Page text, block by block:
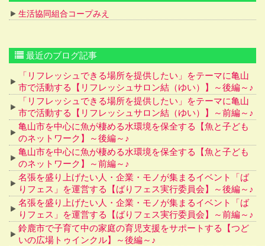
生活協同組合コープみえ
最近のブログ記事
「リフレッシュできる場所を提供したい」をテーマに亀山
市で活動する【リフレッシュサロン結（ゆい）】～後編～♪
「リフレッシュできる場所を提供したい」をテーマに亀山
市で活動する【リフレッシュサロン結（ゆい）】～前編～♪
亀山市を中心に魚が棲める水環境を保全する【魚と子ども
のネットワーク】～後編～♪
亀山市を中心に魚が棲める水環境を保全する【魚と子ども
のネットワーク】～前編～♪
名張を盛り上げたい人・企業・モノが集まるイベント「ば
りフェス」を運営する【ばりフェス実行委員会】～後編～♪
名張を盛り上げたい人・企業・モノが集まるイベント「ば
りフェス」を運営する【ばりフェス実行委員会】～前編～♪
鈴鹿市で子育て中の家庭の育児支援をサポートする【つど
いの広場トゥインクル】～後編～♪